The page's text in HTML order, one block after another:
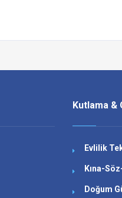
Kutlama &
Evlilik
Kına-
Doğum